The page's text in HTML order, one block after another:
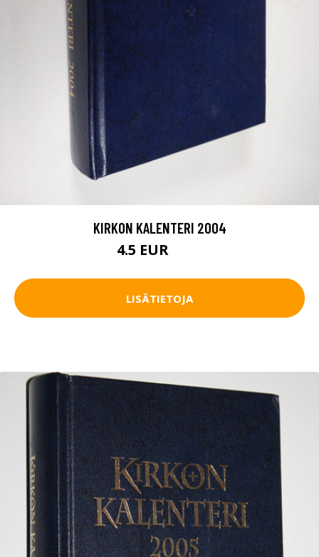
KIRKON KALENTERI 2004
4.5 EUR
LISÄTIETOJA